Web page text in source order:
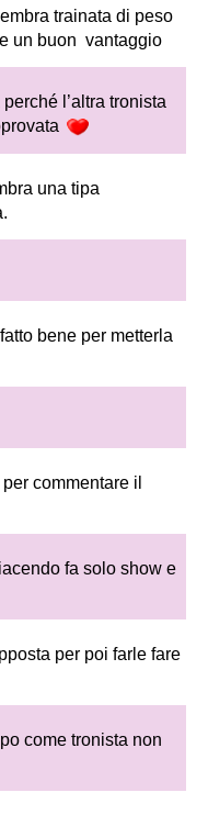
trainata di peso
un buon vantaggio
l’altra tronista
una tipa
bene per metterla
commentare il
fa solo show e
per poi farle fare
come tronista non